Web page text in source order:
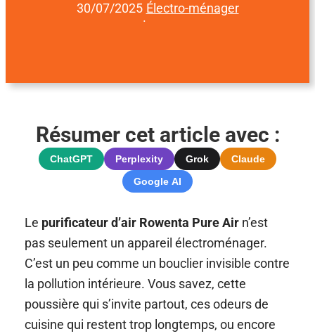
30/07/2025
·
Électro-ménager
Résumer cet article avec :
ChatGPT Perplexity Grok
Claude
Google AI
Le purificateur d’air Rowenta Pure Air n’est
pas seulement un appareil électroménager.
C’est un peu comme un bouclier invisible contre
la pollution intérieure. Vous savez, cette
poussière qui s’invite partout, ces odeurs de
cuisine qui restent trop longtemps, ou encore